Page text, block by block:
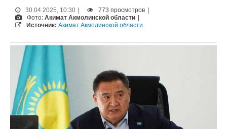
30.04.2025, 10:30 773 просмотров
Фото: Акимат Акмолинской области
Источник: Акимат Акмолинской области